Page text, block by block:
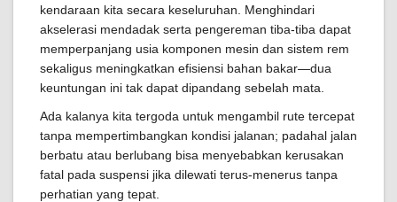
kendaraan kita secara keseluruhan. Menghindari
akselerasi mendadak serta pengereman tiba-tiba dapat
memperpanjang usia komponen mesin dan sistem rem
sekaligus meningkatkan efisiensi bahan bakar—dua
keuntungan ini tak dapat dipandang sebelah mata.
Ada kalanya kita tergoda untuk mengambil rute tercepat
tanpa mempertimbangkan kondisi jalanan; padahal jalan
berbatu atau berlubang bisa menyebabkan kerusakan
fatal pada suspensi jika dilewati terus-menerus tanpa
perhatian yang tepat.